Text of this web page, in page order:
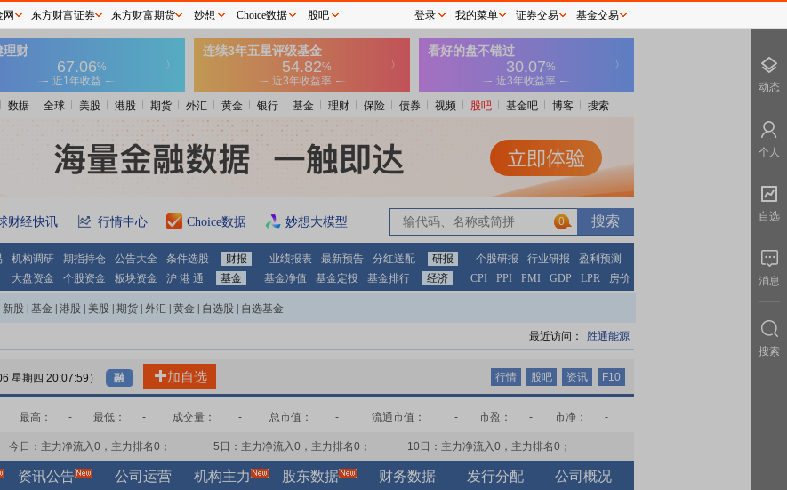
数据 全球 美股 港股 期货 外汇 黄金 银行 基金 理财 保险 债券 视频 股吧 基金吧 博客 搜索
财经快讯 行情中心 Choice数据 妙想大模型 0
0
机构调研 期指持仓 公告大全 条件选股 财报 业绩报表 最新预告 分红送配 研报 个股研报 行业研报
盈利预测
大盘资金 个股资金 板块资金 沪 港 通 基金 基金净值 基金定投 基金排行 经济 CPI PPI PMI GDP LPR 房价
新股 基金 港股 美股 期货 外汇 黄金 自选股 自选基金
最近访问： 胜通能源
星期四 20:07:59） 融 加自选 行情 股吧 资讯 F10
最高： - 最低： - 成交量： - 总市值： - 流通市值： - 市盈： - 市净： -
今日：主力净流入0 ，主力排名0 ； 5日：主力净流入0 ，主力排名0 ； 10日：主力净流入0 ，主力排名0 ；
资讯公告 公司运营 机构主力 股东数据 财务数据 发行分配 公司概况
网 东方财富证券 东方财富期货 妙想 Choice数据 股吧 登录 我的菜单 证券交易 基金交易
动态
个人
自选
消息
搜索